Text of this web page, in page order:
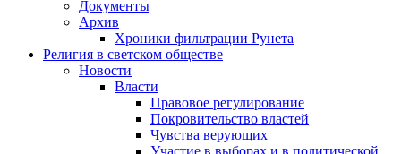
Документы
Архив
Хроники фильтрации Рунета
Религия в светском обществе
Новости
Власти
Правовое регулирование
Покровительство властей
Чувства верующих